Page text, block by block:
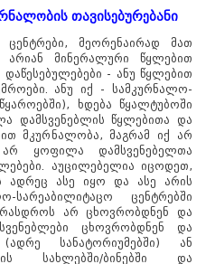
თავისებურებანი
ცენტრები, მეორენაირად მათ
არიან მინერალური წყლებით
- ანუ წყლებით
ანუ იქ - სამკურნალო-
ხდება წყალტუბოში
დამსვენებლის წყლებითა და
მკურნალობა, მაგრამ იქ არ
ყოფილა დამსვენებელთა
აუცილებელია იცოდეთ,
ადრეც ასე იყო და ასე არის
ცენტრებში
არ ცხოვრობდნენ და
ცხოვრობდნენ და
სანატორიუმებში) ან
სახლებში/ბინებში და